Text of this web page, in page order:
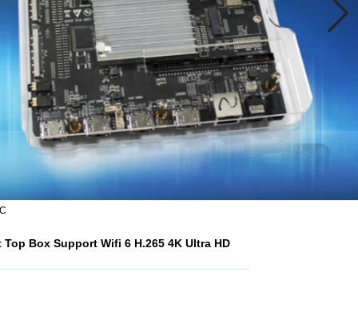
Box Support Wifi 6 H.265 4K Ultra HD